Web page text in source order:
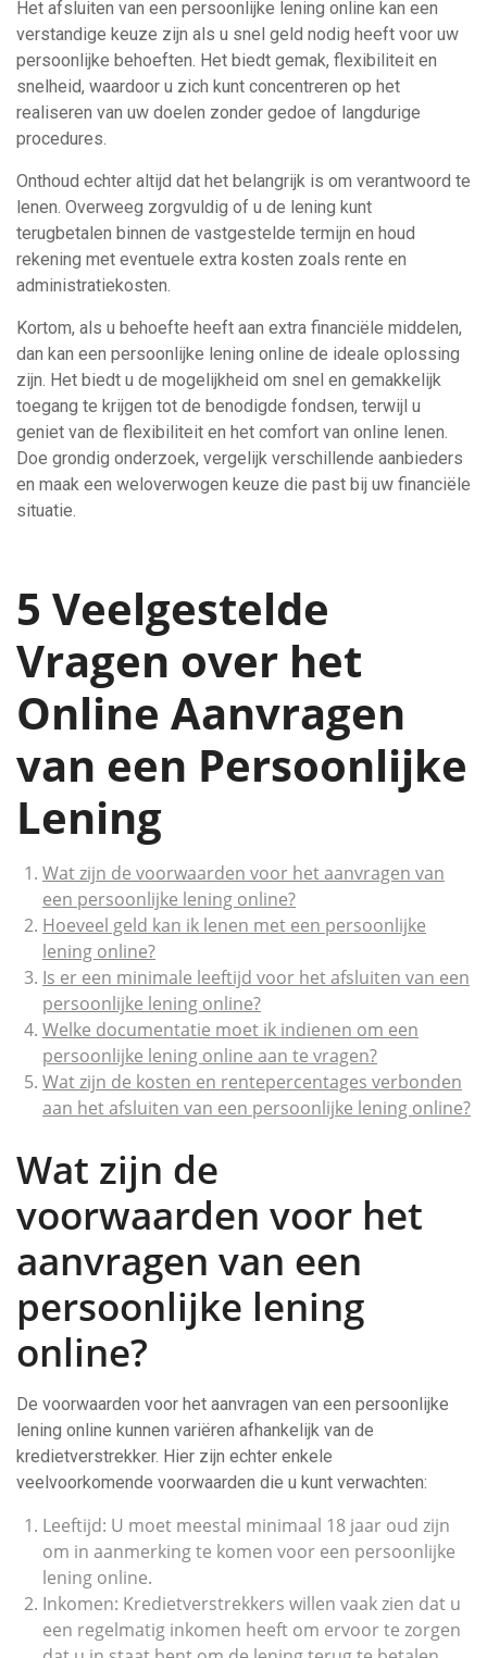
Het afsluiten van een persoonlijke lening online kan een
verstandige keuze zijn als u snel geld nodig heeft voor uw
persoonlijke behoeften. Het biedt gemak, flexibiliteit en
snelheid, waardoor u zich kunt concentreren op het
realiseren van uw doelen zonder gedoe of langdurige
procedures.
Onthoud echter altijd dat het belangrijk is om verantwoord te
lenen. Overweeg zorgvuldig of u de lening kunt
terugbetalen binnen de vastgestelde termijn en houd
rekening met eventuele extra kosten zoals rente en
administratiekosten.
Kortom, als u behoefte heeft aan extra financiële middelen,
dan kan een persoonlijke lening online de ideale oplossing
zijn. Het biedt u de mogelijkheid om snel en gemakkelijk
toegang te krijgen tot de benodigde fondsen, terwijl u
geniet van de flexibiliteit en het comfort van online lenen.
Doe grondig onderzoek, vergelijk verschillende aanbieders
en maak een weloverwogen keuze die past bij uw financiële
situatie.
5 Veelgestelde
Vragen over het
Online Aanvragen
van een Persoonlijke
Lening
Wat zijn de voorwaarden voor het aanvragen van
een persoonlijke lening online?
Hoeveel geld kan ik lenen met een persoonlijke
lening online?
Is er een minimale leeftijd voor het afsluiten van een
persoonlijke lening online?
Welke documentatie moet ik indienen om een
persoonlijke lening online aan te vragen?
Wat zijn de kosten en rentepercentages verbonden
aan het afsluiten van een persoonlijke lening online?
Wat zijn de
voorwaarden voor het
aanvragen van een
persoonlijke lening
online?
De voorwaarden voor het aanvragen van een persoonlijke
lening online kunnen variëren afhankelijk van de
kredietverstrekker. Hier zijn echter enkele
veelvoorkomende voorwaarden die u kunt verwachten:
Leeftijd: U moet meestal minimaal 18 jaar oud zijn
om in aanmerking te komen voor een persoonlijke
lening online.
Inkomen: Kredietverstrekkers willen vaak zien dat u
een regelmatig inkomen heeft om ervoor te zorgen